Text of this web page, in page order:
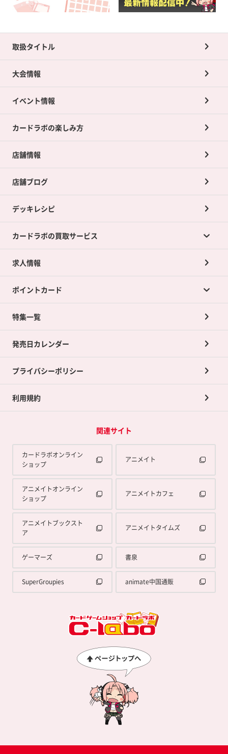
取扱タイトル
大会情報
イベント情報
カードラボの楽しみ方
店舗情報
店舗ブログ
デッキレシピ
カードラボの買取サービス
カードラボの買取サービスTOP
店舗買取について
ネット買取について
買取承諾書について
求人情報
ポイントカード
ポイントカードTOP
ポイント交換景品
特集一覧
発売日カレンダー
プライバシーポリシー
利用規約
関連サイト
カードラボオンライン
ショップ
アニメイト
アニメイトオンライン
ショップ
アニメイトカフェ
アニメイトブックスト
ア
アニメイトタイムズ
ゲーマーズ 書泉
SuperGroupies animate中国通販